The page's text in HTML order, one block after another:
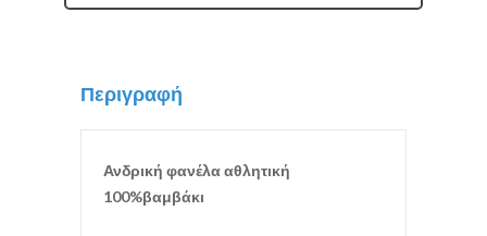
Περιγραφή
Ανδρική φανέλα αθλητική
100%βαμβάκι